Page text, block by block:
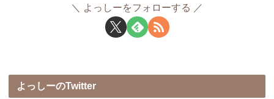
よっしーをフォローする
よっしーのTwitter